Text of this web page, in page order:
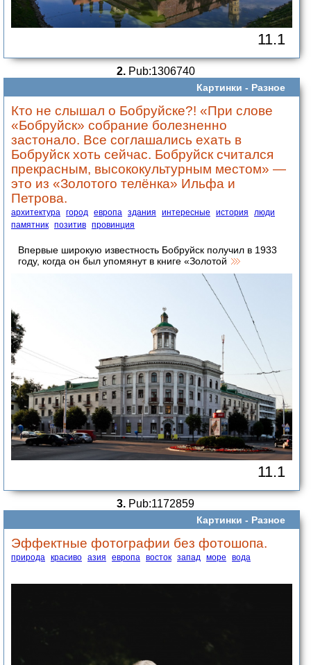
11.1
2.Pub:1306740
Картинки - Разное
Кто не слышал о Бобруйске?! «При слове
«Бобруйск» собрание болезненно
застонало. Все соглашались ехать в
Бобруйск хоть сейчас. Бобруйск считался
прекрасным, высококультурным местом» —
это из «Золотого телёнка» Ильфа и
Петрова.
архитектура город европа здания интересные история
люди
памятник позитив провинция
Впервые широкую известность Бобруйск получил в 1933
году, когда он был упомянут в книге «Золотой
11.1
3. Pub:1172859
Картинки - Разное
Эффектные фотографии без фотошопа.
природа красиво азия европа восток запад море вода